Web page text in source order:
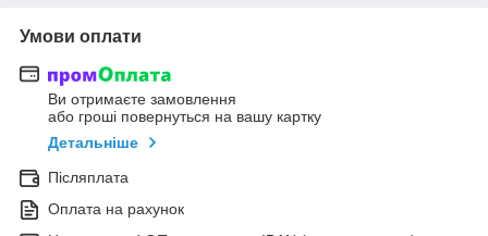
Умови оплати
Ви отримаєте замовлення
або гроші повернуться на вашу картку
Детальніше
Післяплата
Оплата на рахунок